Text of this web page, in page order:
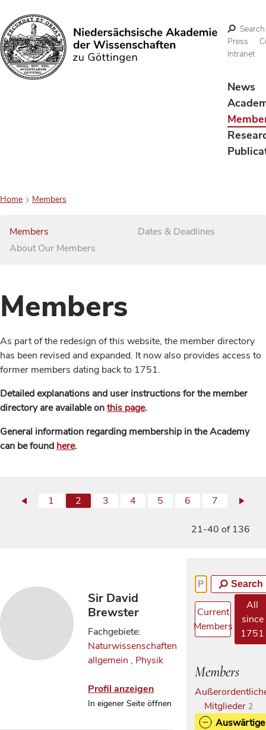
Search
Search
Press
Intranet
News
Home Members
Members
About Our Members
Dates & Deadlines
Members
As part of the redesign of this website, the member directory
has been revised and expanded. It now also provides access to
former members dating back to 1751.
Detailed explanations and user instructions for the member
directory are available onthis page.
General information regarding membership in the Academy
can be found here.
1 2 3 4 5 6 7
21-40 of 136
Sir David
Brewster
Fachgebiete:
Naturwissenschaften
allgemein , Physik
Profil anzeigen
In eigener Seite öffnen
Search
Current
Members
All
since
1751
Members
Mitglieder 2
Auswärtige